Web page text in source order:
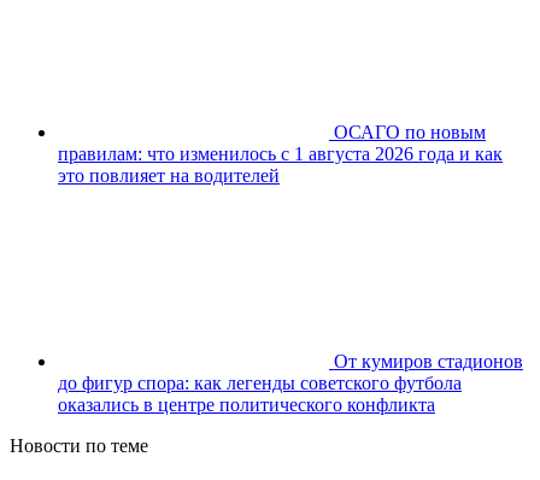
ОСАГО по новым
правилам: что изменилось с 1 августа 2026 года и как
это повлияет на водителей
От кумиров стадионов
до фигур спора: как легенды советского футбола
оказались в центре политического конфликта
Новости по теме